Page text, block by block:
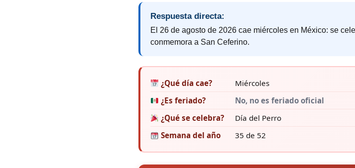
Respuesta directa:
El 26 de agosto de 2026 cae miércoles en México: se
conmemora a San Ceferino.
¿Qué día cae?
Miércoles
¿Es feriado?
No, no es feriado oficial
¿Qué se celebra?
Día del Perro
Semana del año
35 de 52